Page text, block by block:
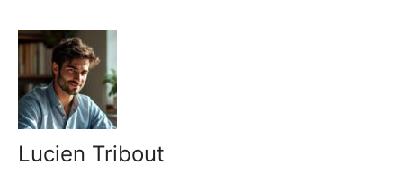
Lucien Tribout